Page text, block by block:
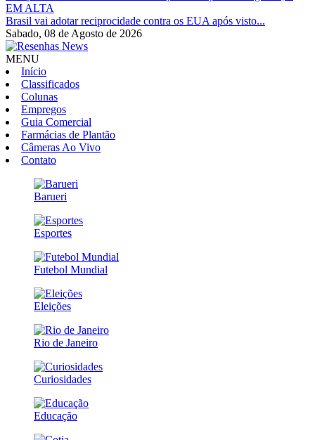
EM ALTA
Brasil vai adotar reciprocidade contra os EUA após visto...
Sabado, 08 de Agosto de 2026
MENU
Início
Classificados
Colunas
Empregos
Guia Comercial
Farmácias de Plantão
Câmeras Ao Vivo
Contato
Barueri
Esportes
Futebol Mundial
Eleições
Rio de Janeiro
Curiosidades
Educação